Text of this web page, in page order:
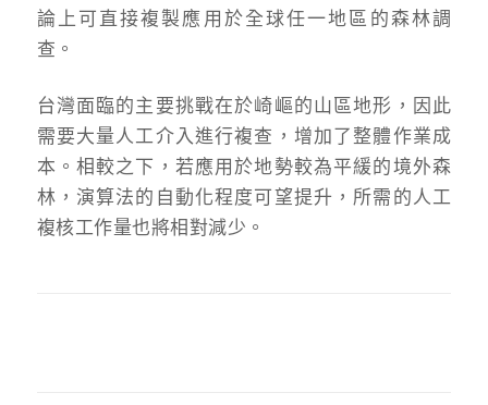
論上可直接複製應用於全球任一地區的森林調
查。
台灣面臨的主要挑戰在於崎嶇的山區地形，因此
需要大量人工介入進行複查，增加了整體作業成
本。相較之下，若應用於地勢較為平緩的境外森
林，演算法的自動化程度可望提升，所需的人工
複核工作量也將相對減少。